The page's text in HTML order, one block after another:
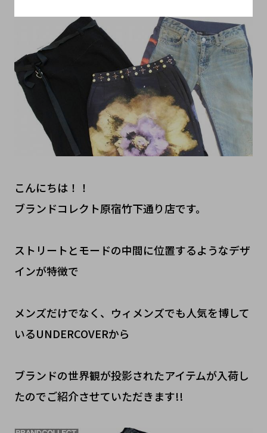
こんにちは！！
ブランドコレクト原宿竹下通り店です。
ストリートとモードの中間に位置するようなデザ
インが特徴で
メンズだけでなく、ウィメンズでも人気を博して
いるUNDERCOVERから
ブランドの世界観が投影されたアイテムが入荷し
たのでご紹介させていただきます!!